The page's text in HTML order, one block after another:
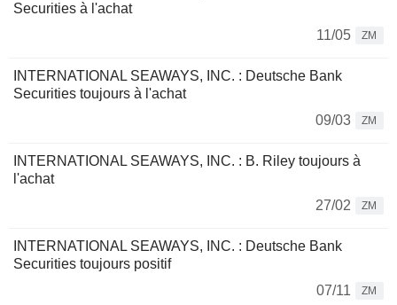
Securities à l'achat
11/05
ZM
INTERNATIONAL SEAWAYS, INC. : Deutsche Bank
Securities toujours à l'achat
09/03
ZM
INTERNATIONAL SEAWAYS, INC. : B. Riley toujours à
l'achat
27/02
ZM
INTERNATIONAL SEAWAYS, INC. : Deutsche Bank
Securities toujours positif
07/11
ZM